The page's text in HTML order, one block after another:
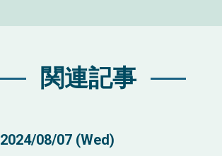
関連記事
2024/08/07 (Wed)